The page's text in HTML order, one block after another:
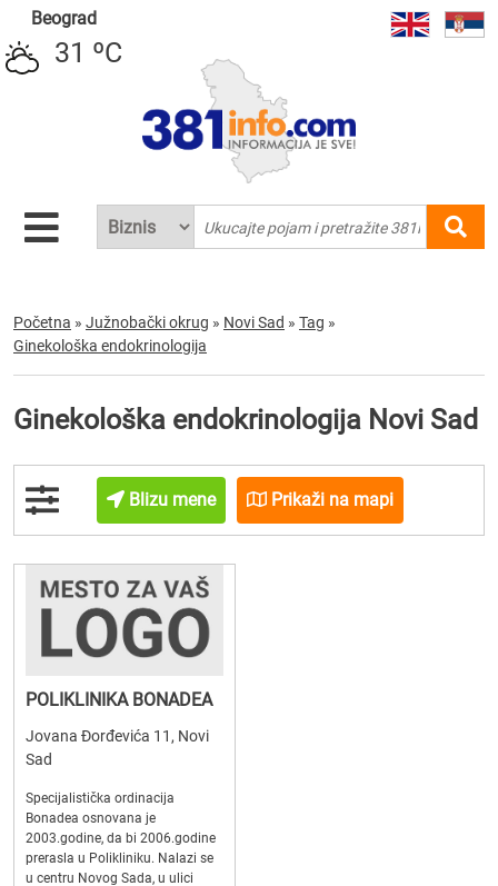
Beograd
31 ºC
Početna » Južnobački okrug » Novi Sad » Tag »
Ginekološka endokrinologija
Ginekološka endokrinologija Novi Sad
Blizu mene Prikaži na mapi
POLIKLINIKA BONADEA
Jovana Đorđevića 11, Novi
Sad
Specijalistička ordinacija
Bonadea osnovana je
2003.godine, da bi 2006.godine
prerasla u Polikliniku. Nalazi se
u centru Novog Sada, u ulici